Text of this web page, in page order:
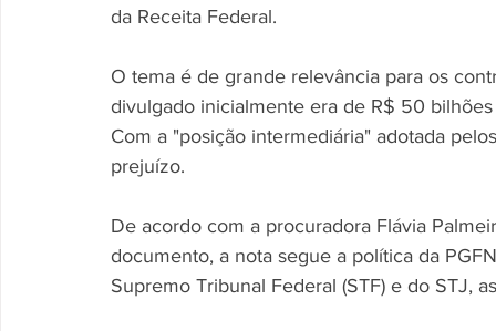
da Receita Federal.
O tema é de grande relevância para os
divulgado inicialmente era de R$ 50
Com a "posição intermediária" adotada
prejuízo.
De acordo com a procuradora Flávia
documento, a nota segue a política da
Supremo Tribunal Federal (STF) e do STJ,